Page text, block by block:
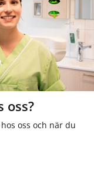
oss?
oss och när du